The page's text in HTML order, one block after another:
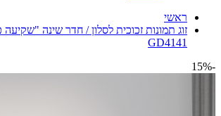
ראשי
זוג תמונות זכוכית לסלון / חדר שינה
GD4141
-15%